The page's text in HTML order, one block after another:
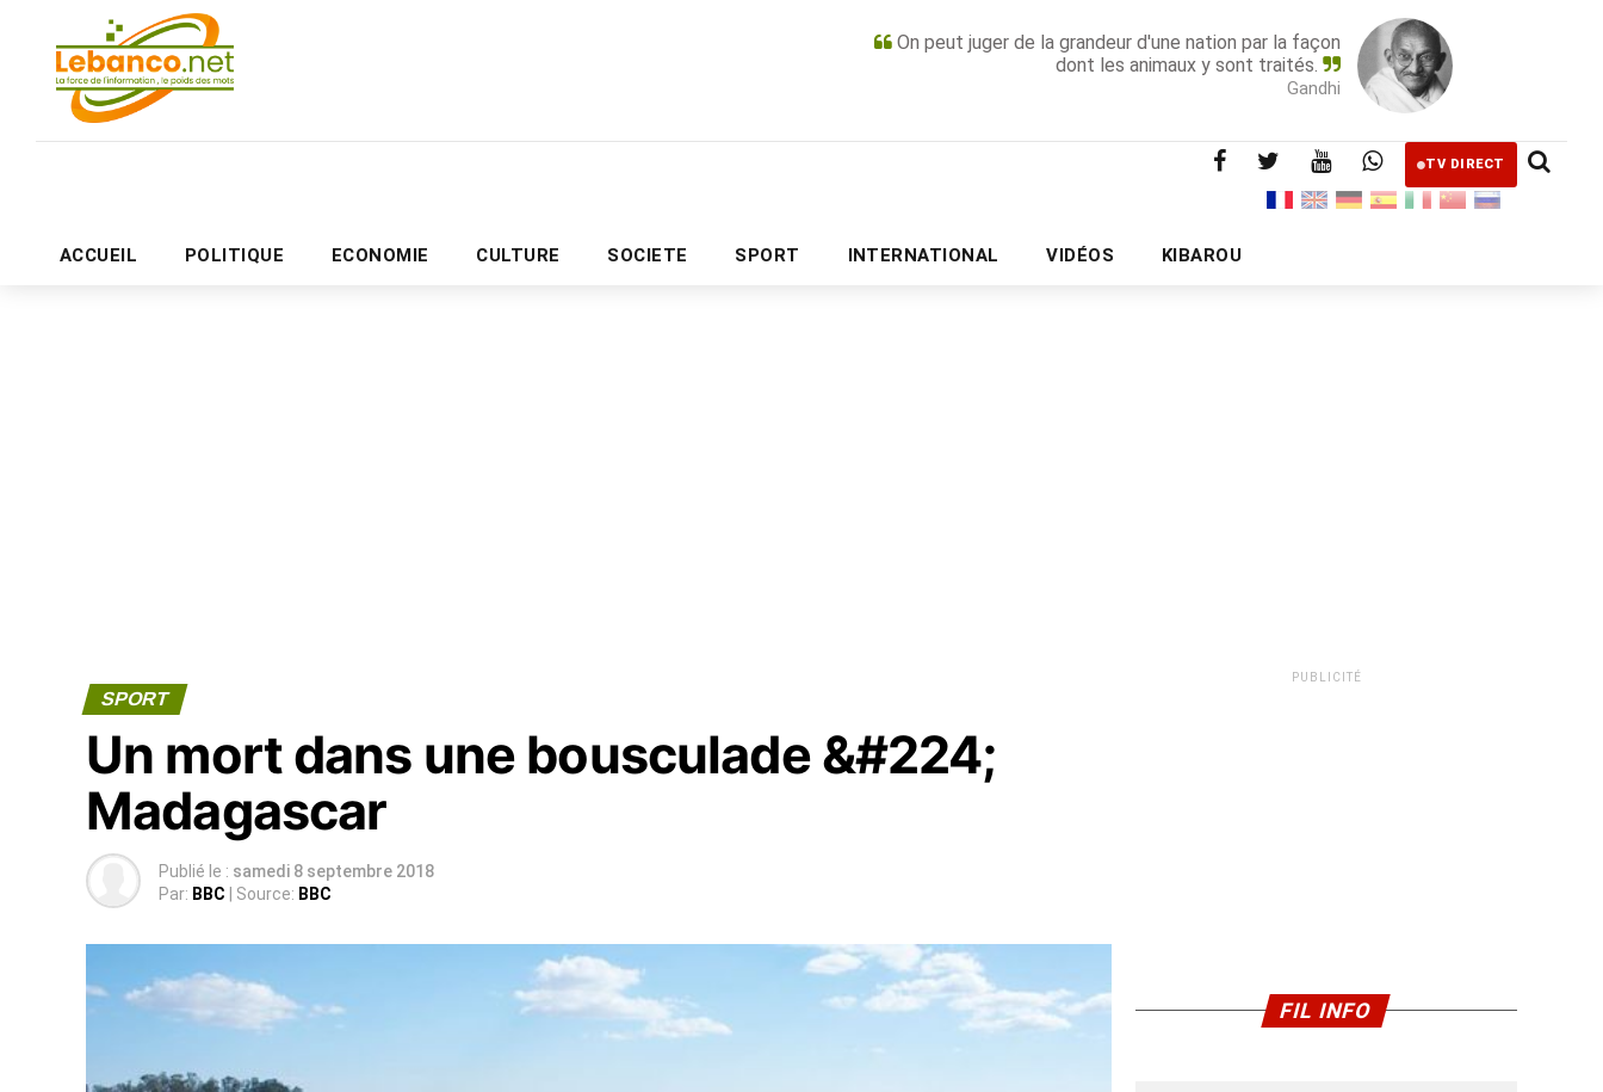
On peut juger de la grandeur d'une nation par la façon
dont les animaux y sont traités.
Gandhi
TV DIRECT
ACCUEIL POLITIQUE ECONOMIE CULTURE SOCIETE SPORT INTERNATIONAL VIDÉOS KIBAROU
PUBLICITÉ
SPORT
Un mort dans une bousculade &#224;
Madagascar
Publié le : samedi 8 septembre 2018
Par: BBC | Source: BBC
PUBLICITÉ
FIL INFO